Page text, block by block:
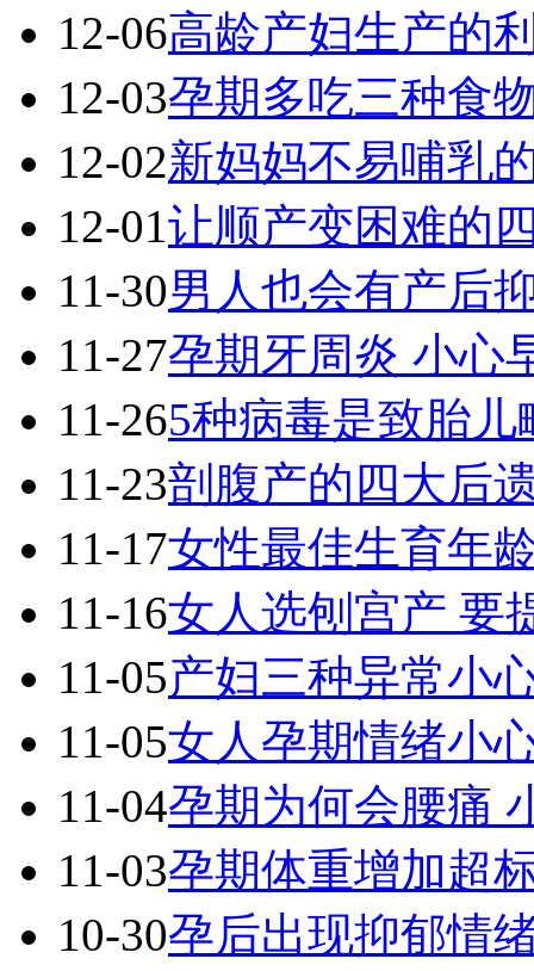
12-06高龄产妇生产的
12-03孕期多吃三种食
12-02新妈妈不易哺乳
12-01让顺产变困难的
11-30男人也会有产后
11-27孕期牙周炎 小心
11-265种病毒是致胎
11-23剖腹产的四大后
11-17女性最佳生育年
11-16女人选刨宫产 要
11-05产妇三种异常小
11-05女人孕期情绪小
11-04孕期为何会腰痛
11-03孕期体重增加超
10-30孕后出现抑郁情